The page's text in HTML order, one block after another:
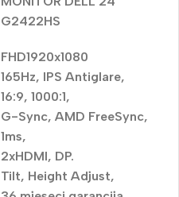
G2422HS
FHD1920x1080
165Hz, IPS Antiglare,
16:9, 1000:1,
G-Sync, AMD FreeSync,
1ms,
2xHDMI, DP.
Tilt, Height Adjust,